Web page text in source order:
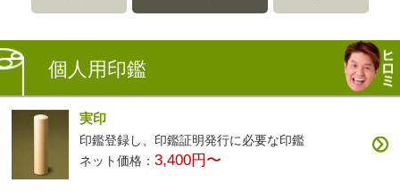
個人用印鑑
実印
印鑑登録し、印鑑証明発行に必要な印鑑
ネット価格：3,400円〜